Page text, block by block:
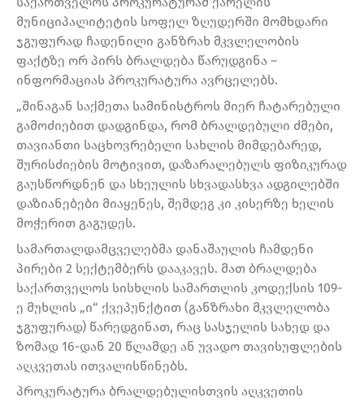
მუნიციპალიტეტის სოფელ ზღუდერში მომხდარი
ჯგუფურად ჩადენილი განზრახ მკვლელობის
ფაქტზე ორ პირს ბრალდება წარუდგინა –
ინფორმაციას პროკურატურა ავრცელებს.
„შინაგან საქმეთა სამინისტროს მიერ ჩატარებული
გამოძიებით დადგინდა, რომ ბრალდებული ძმები,
თავიანთი საცხოვრებელი სახლის მიმდებარედ,
შურისძიების მოტივით, დაზარალებულს ფიზიკურად
გაუსწორდნენ და სხეულის სხვადასხვა ადგილებში
დაზიანებები მიაყენეს, შემდეგ კი კისერზე ხელის
მოჭერით გაგუდეს.
სამართალდამცველებმა დანაშაულის ჩამდენი
პირები 2 სექტემბერს დააკავეს. მათ ბრალდება
საქართველოს სისხლის სამართლის კოდექსის 109-
ე მუხლის „ი“ ქვეპუნქტით (განზრახი მკვლელობა
ჯგუფურად) წარედგინათ, რაც სასჯელის სახედ და
ზომად 16-დან 20 წლამდე ან უვადო თავისუფლების
აღკვეთას ითვალისწინებს.
პროკურატურა ბრალდებულისთვის აღკვეთის